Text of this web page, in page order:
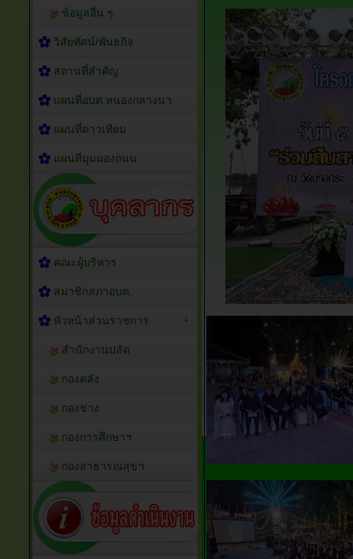
ข้อมูลอื่น ๆ
วิสัยทัศน์/พันธกิจ
สถานที่สำคัญ
แผนที่อบต.หนองกลางนา
แผนที่ดาวเทียม
แผนที่มุมมองถนน
คณะผู้บริหาร
สมาชิกสภาอบต.
หัวหน้าส่วนราชการ
สำนักงานปลัด
กองคลัง
กองช่าง
กองการศึกษาฯ
กองสาธารณสุขฯ